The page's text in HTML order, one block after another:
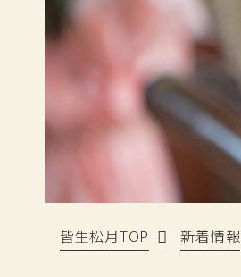
皆生松月TOP 新着情報